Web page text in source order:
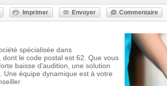
Imprimer Envoyer Commentaire
spécialisée dans
dont le code postal est 62. Que vous
baisse d'audition, une solution
Une équipe dynamique est à votre